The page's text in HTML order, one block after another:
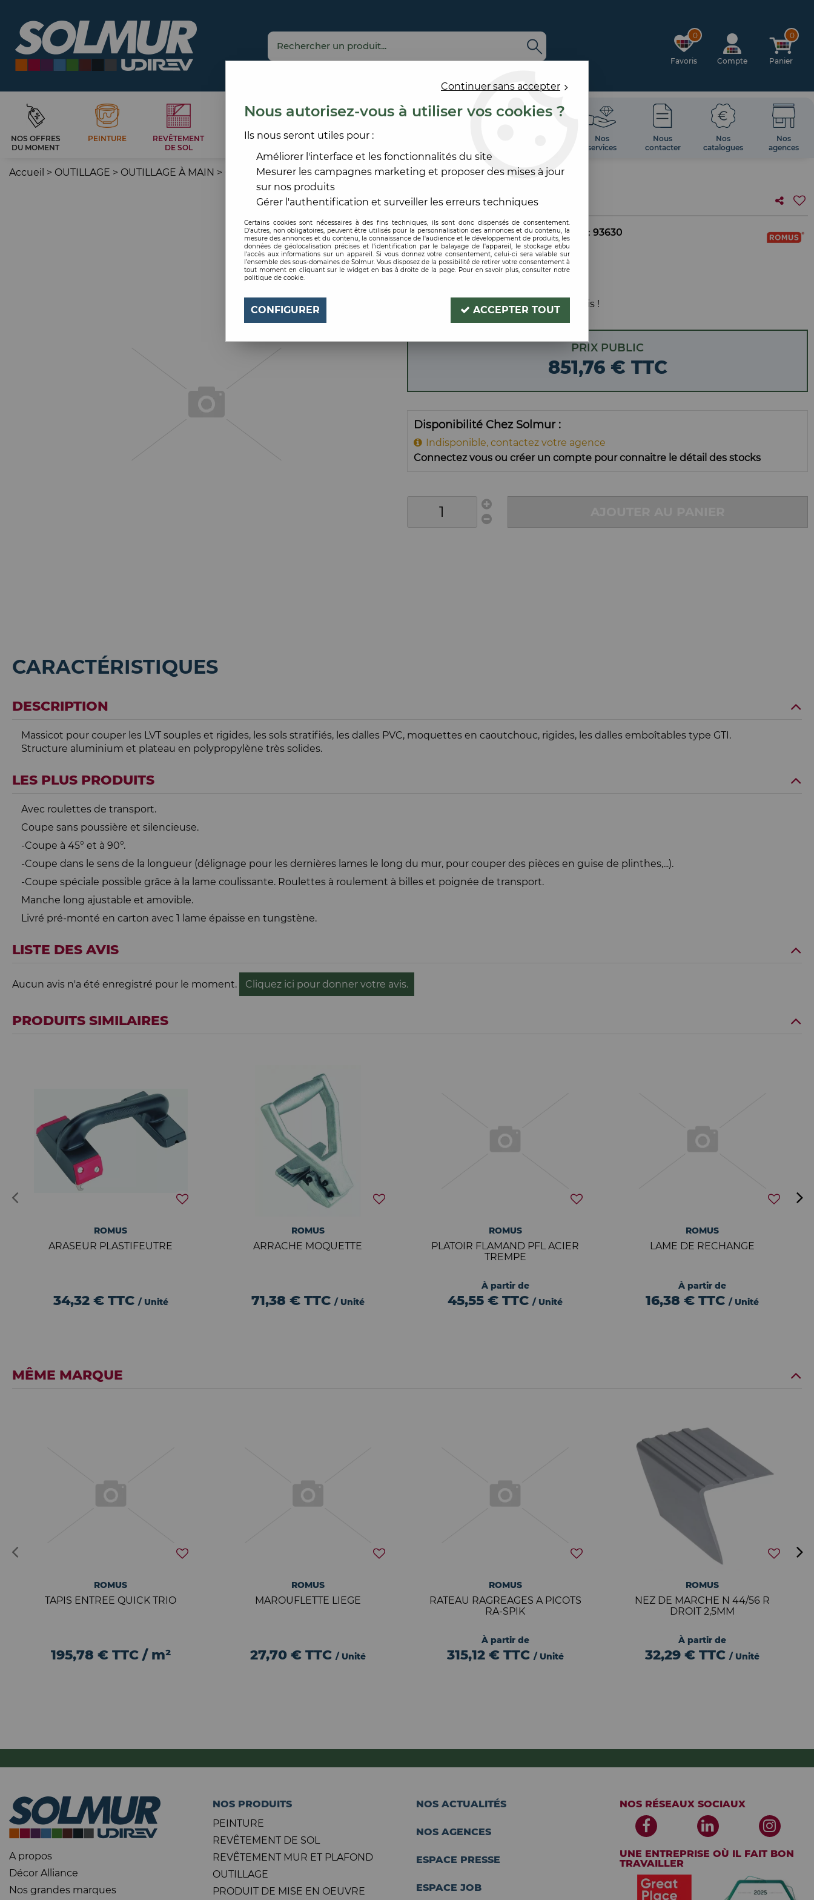
0
Favoris Compte
0
Panier
NOS OFFRES
DU MOMENT
PEINTURE
REVÊTEMENT
DE SOL
CARRELAGE
REVÊTEMENT
OUTILLAGE
Nos
services
Nous
contacter
Nos
catalogues
Nos
agences
Accueil > OUTILLAGE > OUTILLAGE À MAIN > OUTILLAGE SOLIER >MASSICOT
ROMUS
Code produit : 408471 | Réf. interne : 93630
MASSICOT
Soyez le premier à donner votre avis !
PRIX PUBLIC
851,76 € TTC
Disponibilité Chez Solmur
Indisponible, contactez votre agence
Connectez vous ou créer un compte pour connaitre le détail des stocks
CARACTÉRISTIQUES
DESCRIPTION
Massicot pour couper les LVT souples et rigides, les sols stratifiés, les dalles PVC, moquettes en caoutchouc, rigides, les dalles emboîtables type GTI.
Structure aluminium et plateau en polypropylène très solides.
LES PLUS PRODUITS
Avec roulettes de transport.
Coupe sans poussière et silencieuse.
-Coupe à 45° et à 90°.
-Coupe dans le sens de la longueur (délignage pour les dernières lames le long du mur, pour couper des pièces en guise de plinthes,...).
-Coupe spéciale possible grâce à la lame coulissante. Roulettes à roulement à billes et poignée de transport.
Manche long ajustable et amovible.
Livré pré-monté en carton avec 1 lame épaisse en tungstène.
LISTE DES AVIS
Aucun avis n'a été enregistré pour le moment. Cliquez ici pour donner votre avis.
PRODUITS SIMILAIRES
ROMUS
ARASEUR PLASTIFEUTRE
34,32 € TTC / Unité
ROMUS
ARRACHE MOQUETTE
71,38 € TTC / Unité
ROMUS
PLATOIR FLAMAND PFL ACIER
TREMPE
À partir de
45,55 €TTC / Unité
ROMUS
LAME DE RECHANGE
À partir de
16,38 €TTC / Unité
MÊME MARQUE
ROMUS
TAPIS ENTREE QUICK TRIO
195,78 € TTC / m²
ROMUS
MAROUFLETTE LIEGE
27,70 € TTC / Unité
ROMUS
RATEAU RAGREAGES A PICOTS
RA-SPIK
À partir de
315,12 € TTC / Unité
ROMUS
NEZ DE MARCHE N 44/56 R
DROIT 2,5MM
À partir de
32,29 €TTC / Unité
A propos
Décor Alliance
Nos grandes marques
NOS PRODUITS
PEINTURE
REVÊTEMENT DE SOL
REVÊTEMENT MUR ET PLAFOND
OUTILLAGE
PRODUIT DE MISE EN OEUVRE
NOS ACTUALITÉS
NOS AGENCES
ESPACE PRESSE
ESPACE JOB
NOS RÉSEAUX SOCIAUX
UNE ENTREPRISE OÙ IL FAIT BON
TRAVAILLER
Continuer sans accepter
Nous autorisez-vous à utiliser vos cookies ?
Ils nous seront utiles pour :
Améliorer l'interface et les fonctionnalités du site
Mesurer les campagnes marketing et proposer des mises à jour
sur nos produits
Gérer l'authentification et surveiller les erreurs techniques
Certains cookies sont nécessaires à des fins techniques, ils sont donc dispensés de consentement.
D'autres, non obligatoires, peuvent être utilisés pour la personnalisation des annonces et du contenu, la
mesure des annonces et du contenu, la connaissance de l'audience et le développement de produits, les
données de géolocalisation précises et l'identification par le balayage de l'appareil, le stockage et/ou
l'accès aux informations sur un appareil. Si vous donnez votre consentement, celui-ci sera valable sur
l’ensemble des sous-domaines de Solmur. Vous disposez de la possibilité de retirer votre consentement à
tout moment en cliquant sur le widget en bas à droite de la page. Pour en savoir plus, consulter notre
politique de cookie.
CONFIGURER ACCEPTER TOUT